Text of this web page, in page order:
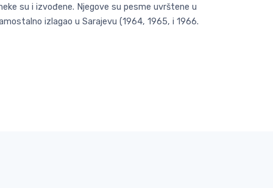
su i izvođene. Njegove su pesme uvrštene u
izlagao u Sarajevu (1964, 1965, i 1966.